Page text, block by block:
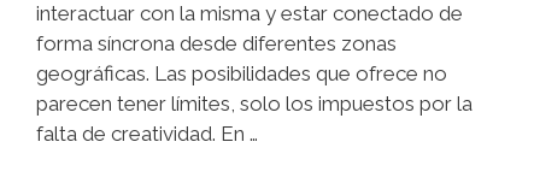
interactuar con la misma y estar conectado de
forma síncrona desde diferentes zonas
geográficas. Las posibilidades que ofrece no
parecen tener límites, solo los impuestos por la
falta de creatividad. En …